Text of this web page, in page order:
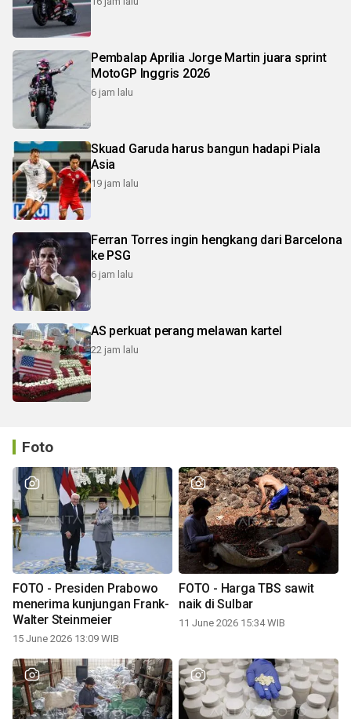
Pembalap Aprilia Jorge Martin juara sprint
MotoGP Inggris 2026
6 jam lalu
Skuad Garuda harus bangun hadapi Piala
Asia
19 jam lalu
Ferran Torres ingin hengkang dari Barcelona
ke PSG
6 jam lalu
AS perkuat perang melawan kartel
22 jam lalu
Foto
FOTO - Presiden Prabowo
menerima kunjungan Frank-
Walter Steinmeier
15 June 2026 13:09 WIB
FOTO - Harga TBS sawit
naik di Sulbar
11 June 2026 15:34 WIB